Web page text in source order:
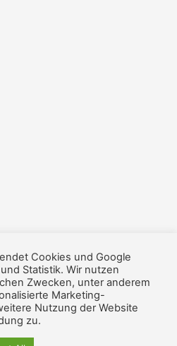
Cookies und Google
Statistik. Wir nutzen
Zwecken, unter anderem
Marketing-
Nutzung der Website
zu.